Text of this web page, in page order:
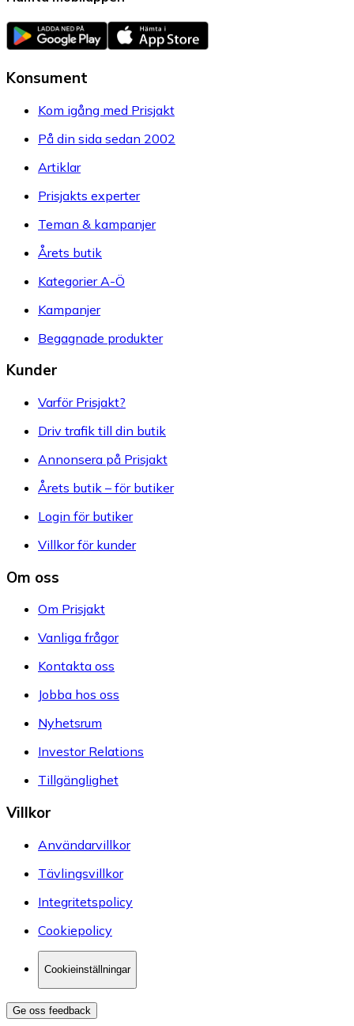
Konsument
Kom igång med Prisjakt
På din sida sedan 2002
Artiklar
Prisjakts experter
Teman & kampanjer
Årets butik
Kategorier A-Ö
Kampanjer
Begagnade produkter
Kunder
Varför Prisjakt?
Driv trafik till din butik
Annonsera på Prisjakt
Årets butik – för butiker
Login för butiker
Villkor för kunder
Om oss
Om Prisjakt
Vanliga frågor
Kontakta oss
Jobba hos oss
Nyhetsrum
Investor Relations
Tillgänglighet
Villkor
Användarvillkor
Tävlingsvillkor
Integritetspolicy
Cookiepolicy
Cookieinställningar
Ge oss feedback